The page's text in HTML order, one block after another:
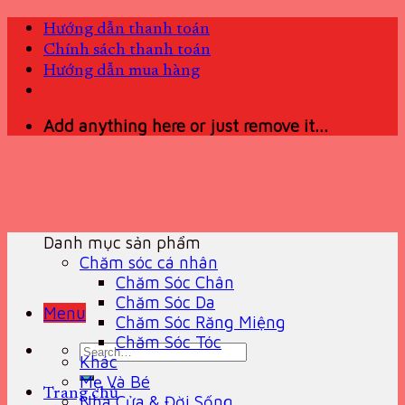
Skip
content
Hướng dẫn thanh toán
Chính sách thanh toán
Hướng dẫn mua hàng
Add anything here or just remove it...
Menu
Search
for:
Trang chủ
Danh mục sản phẩm
Chăm sóc cá nhân
Chăm Sóc Chân
Chăm Sóc Da
Chăm Sóc Răng Miệng
Chăm Sóc Tóc
Khác
Mẹ Và Bé